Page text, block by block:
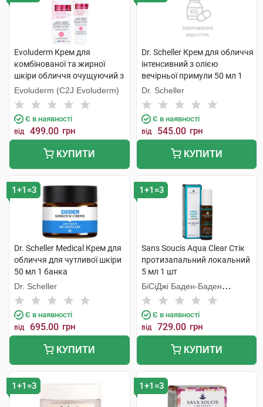
Evoluderm Крем для
комбінованої та жирної
шкіри обличчя очущуючий з
екстрактом грейпфруту
проти недолік.шкіри 50 мл 1
туба
Evoluderm (C2J Evoluderm)
Є в наявності
від 499.00 грн
КУПИТИ
Dr. Scheller Крем для обличчя
інтенсивний з олією
вечірньої примули 50 мл 1
банка
Dr. Scheller
Є в наявності
від 545.00 грн
КУПИТИ
1+1=3
Dr. Scheller Medical Крем для
обличчя для чутливої шкіри
50 мл 1 банка
Dr. Scheller
Є в наявності
від 695.00 грн
КУПИТИ
1+1=3
Sans Soucis Aqua Clear Стік
протизапальний локальний
5 мл 1 шт
БіСіДжі Баден-Баден
Косметікс Груп Гмбх
Є в наявності
від 729.00 грн
КУПИТИ
1+1=3 1+1=3